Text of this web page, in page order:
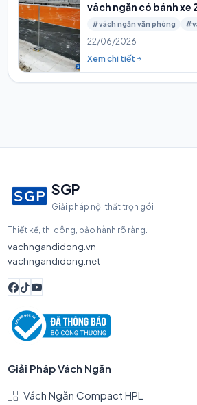
vách ngăn có bánh xe
#vách ngăn văn phòng
22/06/2026
Xem chi tiết
SGP
Giải pháp nội thất trọn gói
Thiết kế, thi công, bảo hành rõ ràng.
vachngandidong.vn
vachngandidong.net
Giải Pháp Vách Ngăn
Vách Ngăn Compact HPL